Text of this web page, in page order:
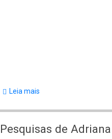
dos
Gastos
Leia mais
Dynamics
Pesquisas de